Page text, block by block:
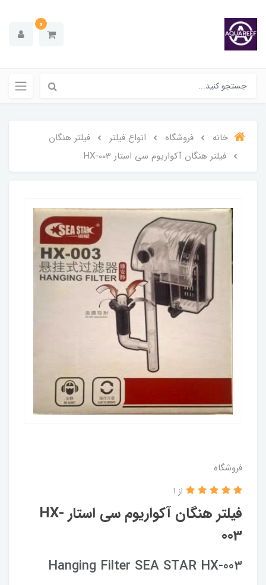
0
خانه فروشگاه انواع فیلتر
فیلتر هنگان
فیلتر هنگان آکواریوم سی استار HX-003
فروشگاه
فیلتر هنگان آکواریوم سی استار HX-
003
از 1
Hanging Filter SEA STAR HX-003